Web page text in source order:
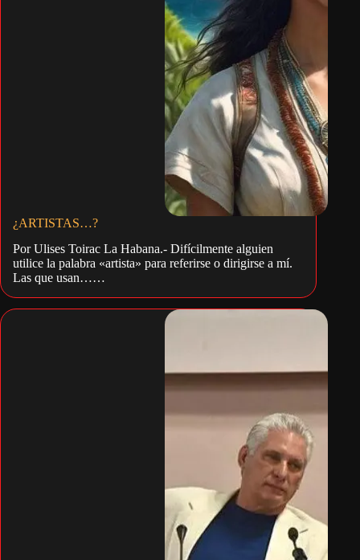
¿ARTISTAS…?
Por Ulises Toirac La Habana.- Difícilmente alguien
utilice la palabra «artista» para referirse o dirigirse a mí.
Las que usan……